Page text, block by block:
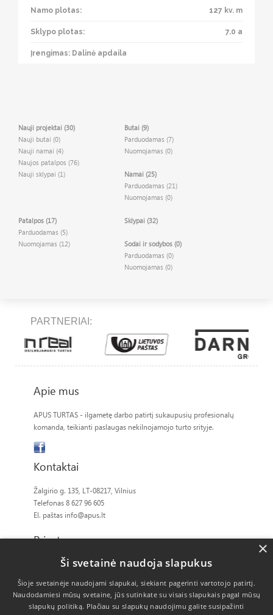
Namo plotas: 127 kv. m
Sklypo plotas: 7.0 a
Įrengimas: Dalinė apdaila
Nauji projektai (30)
Nauji butai (0)
Nauji namai (4)
Naujos patalpos (76)
Nauji sklypai (1)
Butai (9)
Parduodamas (7)
Nuomojamas (0)
Namai (25)
Parduodamas (21)
Nuomojamas (0)
Patalpos (17)
Parduodamas (5)
Nuomojamas (12)
Sklypai (32)
Sodai ir sodybos (0)
Parduodamas (0)
Nuomojamas (0)
PARTNERIAI:
Apie mus
APUS TURTAS - ilgametę darbo patirtį sukaupusių profesionalų
komanda, teikianti paslaugas nekilnojamojo turto srityje.
Kontaktai
Žalgirio g. 135, LT-08217, Vilnius
Telefonas 8 627 96 605
El. paštas info@apus.lt
Privatumas
Slapukų politikaŠi svetainė naudoja slapukus
Šioje svetainėje naudojami slapukai, siekiant pagerinti vartotojo patirtį.
Naudodamiesi mūsų svetaine, jūs sutinkate su visais slapukais pagal mūsų
slapukų politiką. Plačiau su slapukų naudojimu galite susipažinti
×